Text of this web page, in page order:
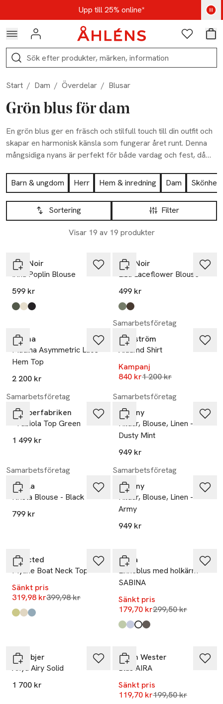
Hoppa till navigationsmenynUpp till 25% online*
Kod: AUG25 - Shoppa nu
Logga in Favoriter
Sök
Start / Dam / Överdelar / Blusar
Grön blus för dam
En grön blus ger en fräsch och stilfull touch till din outfit och
skapar en harmonisk känsla som fungerar året runt. Denna
mångsidiga nyans är perfekt för både vardag och fest, då
utbud och hitta din favoritblus här hos oss.
Hoppa till produktsidan
Barn & ungdom Herr Hem & inredning Dam
Skönhet
Hoppa till produktsidan
Filter
Sortering
Visar 19 av 19 produkter
Lista över produkter
Neo Noir
Irina Poplin Blouse
599 kr
Produkten finns i färgerna:
Army,
Butter Yellow
Black,
Neo Noir
Liza Laceflower Blouse
499 kr
Produkten finns i färgerna:
Cold Army
Chocolate Brown
Malina
Madina Asymmetric Lace
Hem Top
2 200 kr
Samarbetsföretag
Modström
Aidamd Shirt
Kampanj
840 krLägsta pris 30 dagar
1 200 kr
Samarbetsföretag
Jumperfabriken
- Fabiola Top Green
1 499 kr
Samarbetsföretag
Tiffany
Hildur, Blouse, Linen -
Dusty Mint
949 kr
Samarbetsföretag
Noella
Krista Blouse - Black
799 kr
Samarbetsföretag
Tiffany
Hildur, Blouse, Linen -
Army
949 kr
Selected
Myline Boat Neck Top
Sänkt pris
319,98 krLägsta pris 30 dagar
399,98 kr
Produkten finns i färgerna:
Lint,
Egret,
Dusty Blue
Wera
Linneblus med holkärm
SABINA
Sänkt pris
179,70 krLägsta pris 30
299,50 kr
Produkten finns i färgerna:
Light Green
Blue,
White,
Mole,
Rodebjer
Anya Airy Solid
1 700 kr
Carin Wester
Blus AIRA
Sänkt pris
119,70 krLägsta pris 30
199,50 kr